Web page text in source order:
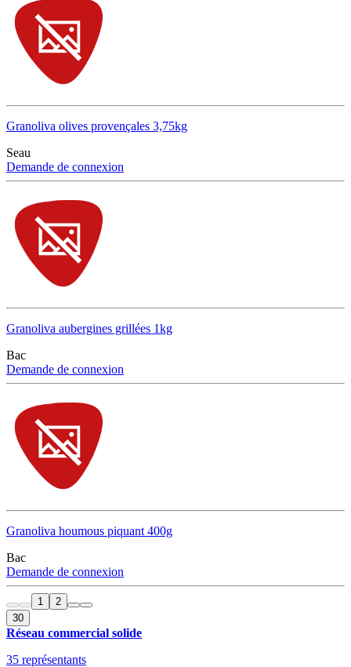
Granoliva olives provençales 3,75kg
Seau
Demande de connexion
Granoliva aubergines grillées 1kg
Bac
Demande de connexion
Granoliva houmous piquant 400g
Bac
Demande de connexion
1
2
30
Réseau commercial solide
35 représentants